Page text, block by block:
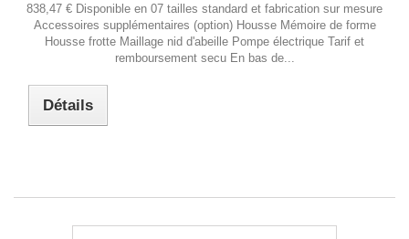
838,47 € Disponible en 07 tailles standard et fabrication sur mesure
Accessoires supplémentaires (option) Housse Mémoire de forme
Housse frotte Maillage nid d'abeille Pompe électrique Tarif et
remboursement secu En bas de...
Détails